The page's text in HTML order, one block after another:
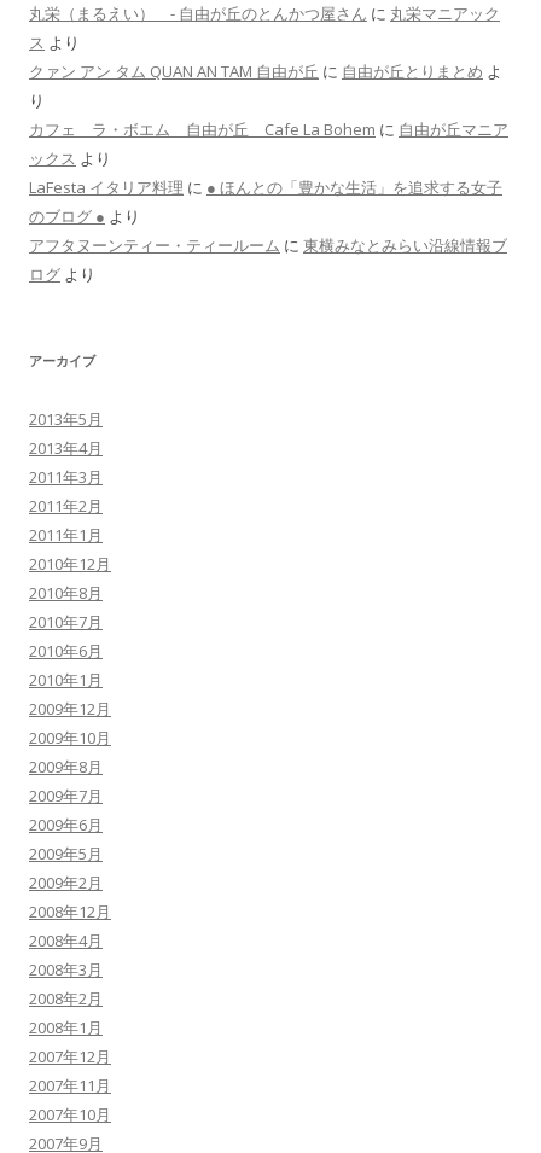
丸栄（まるえい） - 自由が丘のとんかつ屋さん に 丸栄マニアック
ス より
クァン アン タム QUAN AN TAM 自由が丘 に 自由が丘とりまとめ よ
り
カフェ ラ・ボエム 自由が丘 Cafe La Bohem に 自由が丘マニア
ックス より
LaFesta イタリア料理 に ● ほんとの「豊かな生活」を追求する女子
のブログ ● より
アフタヌーンティー・ティールーム に 東横みなとみらい沿線情報ブ
ログ より
アーカイブ
2013年5月
2013年4月
2011年3月
2011年2月
2011年1月
2010年12月
2010年8月
2010年7月
2010年6月
2010年1月
2009年12月
2009年10月
2009年8月
2009年7月
2009年6月
2009年5月
2009年2月
2008年12月
2008年4月
2008年3月
2008年2月
2008年1月
2007年12月
2007年11月
2007年10月
2007年9月